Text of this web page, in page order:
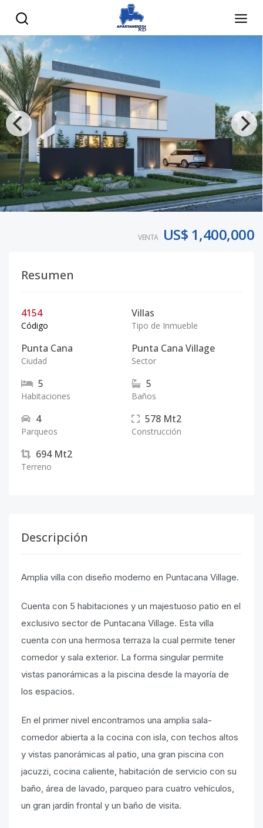
VENTA US$ 1,400,000
Resumen
4154
Código
Villas
Tipo de Inmueble
Punta Cana
Ciudad
Punta Cana Village
Sector
5
Habitaciones
5
Baños
4
Parqueos
578 Mt2
Construcción
694 Mt2
Terreno
Descripción
Amplia villa con diseño moderno en Puntacana Village.
Cuenta con 5 habitaciones y un majestuoso patio en el
exclusivo sector de Puntacana Village. Esta villa
cuenta con una hermosa terraza la cual permite tener
comedor y sala exterior. La forma singular permite
vistas panorámicas a la piscina desde la mayoría de
los espacios.
En el primer nivel encontramos una amplia sala-
comedor abierta a la cocina con isla, con techos altos
y vistas panorámicas al patio, una gran piscina con
jacuzzi, cocina caliente, habitación de servicio con su
baño, área de lavado, parqueo para cuatro vehículos,
un gran jardín frontal y un baño de visita.